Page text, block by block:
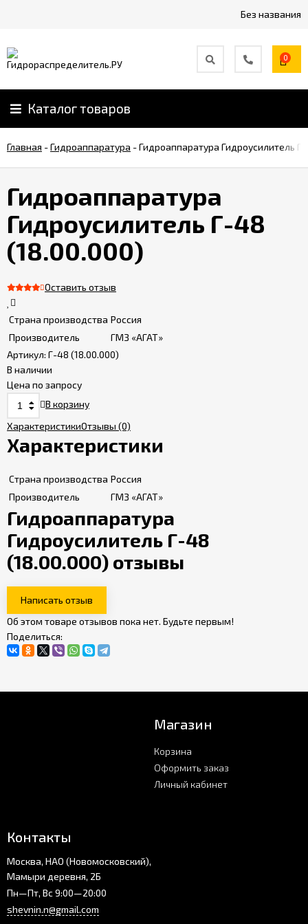
Без названия
0
Каталог товаров
Главная -Гидроаппаратура -Гидроаппаратура Гидроусилитель
Гидроаппаратура
Гидроусилитель Г-48
(18.00.000)
Оставить отзыв
Страна производства Россия
Производитель
ГМЗ «АГАТ»
Артикул: Г-48 (18.00.000)
В наличии
Цена по запросу
В корзину
ХарактеристикиОтзывы (0)
Характеристики
Страна производства Россия
Производитель
ГМЗ «АГАТ»
Гидроаппаратура
Гидроусилитель Г-48
(18.00.000) отзывы
Написать отзыв
Об этом товаре отзывов пока нет. Будьте первым!
Поделиться:
Магазин
Корзина
Оформить заказ
Личный кабинет
Контакты
Москва, НАО (Новомосковский),
Мамыри деревня, 2Б
Пн—Пт, Вс 9:00—20:00
shevnin.n@gmail.com